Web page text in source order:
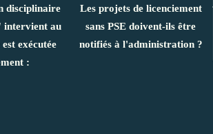
disciplinaire
au
exécutée
:
Les projets de licenciement
sans PSE doivent-ils être
notifiés à l'administration ?